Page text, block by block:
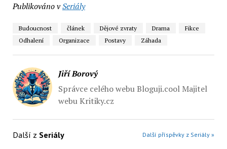
Publikováno vSeriály
Budoucnost článek Dějové zvraty Drama
Fikce
Odhalení
Organizace Postavy Záhada
Jiří Borový
Správce celého webu Bloguji.cool Majitel
webu Kritiky.cz
Další z Seriály Další příspěvky z Seriály »